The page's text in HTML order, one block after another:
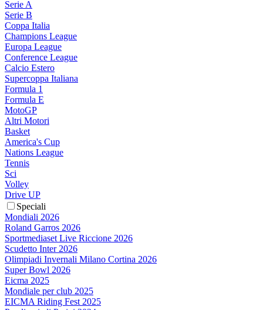
Serie A
Serie B
Coppa Italia
Champions League
Europa League
Conference League
Calcio Estero
Supercoppa Italiana
Formula 1
Formula E
MotoGP
Altri Motori
Basket
America's Cup
Nations League
Tennis
Sci
Volley
Drive UP
Speciali
Mondiali 2026
Roland Garros 2026
Sportmediaset Live Riccione 2026
Scudetto Inter 2026
Olimpiadi Invernali Milano Cortina 2026
Super Bowl 2026
Eicma 2025
Mondiale per club 2025
EICMA Riding Fest 2025